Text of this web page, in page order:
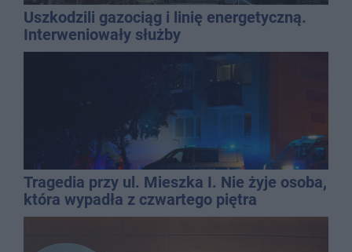
Uszkodzili gazociąg i linię energetyczną.
Interweniowały służby
Tragedia przy ul. Mieszka I. Nie żyje osoba,
która wypadła z czwartego piętra